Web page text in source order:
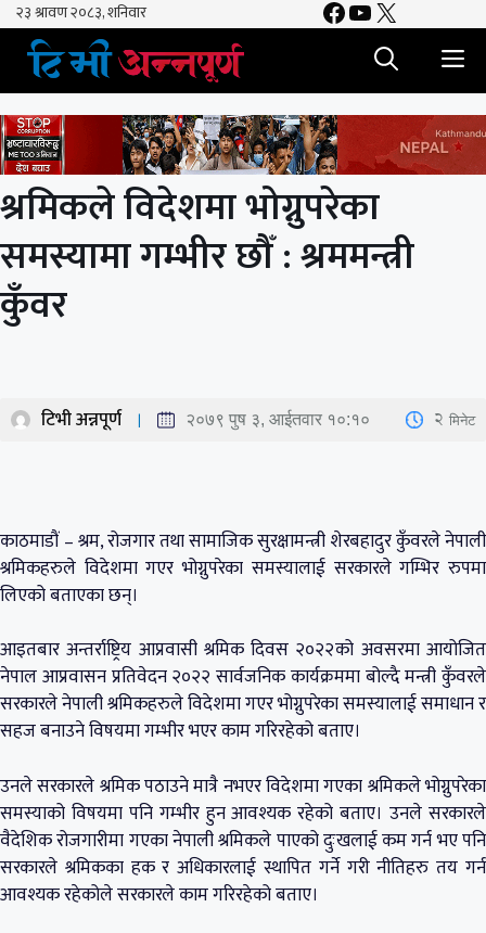
Skip
content
Facebook
YouTube
X
श्रमिकले विदेशमा भोग्नुपरेका
समस्यामा गम्भीर छौँ : श्रममन्त्री
कुँवर
टिभी अन्नपूर्ण २०७९ पुष ३, आईतवार १०:१० 2 मिनेट
काठमाडौं – श्रम, रोजगार तथा सामाजिक सुरक्षामन्त्री शेरबहादुर कुँवरले नेपाली
श्रमिकहरुले विदेशमा गएर भोग्नुपरेका समस्यालाई सरकारले गम्भिर रुपमा
लिएको बताएका छन्।
आइतबार अन्तर्राष्ट्रिय आप्रवासी श्रमिक दिवस २०२२को अवसरमा आयोजित
नेपाल आप्रवासन प्रतिवेदन २०२२ सार्वजनिक कार्यक्रममा बोल्दै मन्त्री कुँवरले
सरकारले नेपाली श्रमिकहरुले विदेशमा गएर भोग्नुपरेका समस्यालाई समाधान र
सहज बनाउने विषयमा गम्भीर भएर काम गरिरहेको बताए।
उनले सरकारले श्रमिक पठाउने मात्रै नभएर विदेशमा गएका श्रमिकले भोग्नुपरेका
समस्याको विषयमा पनि गम्भीर हुन आवश्यक रहेको बताए। उनले सरकारले
वैदेशिक रोजगारीमा गएका नेपाली श्रमिकले पाएको दुःखलाई कम गर्न भए पनि
सरकारले श्रमिकका हक र अधिकारलाई स्थापित गर्ने गरी नीतिहरु तय गर्न
आवश्यक रहेकोले सरकारले काम गरिरहेको बताए।